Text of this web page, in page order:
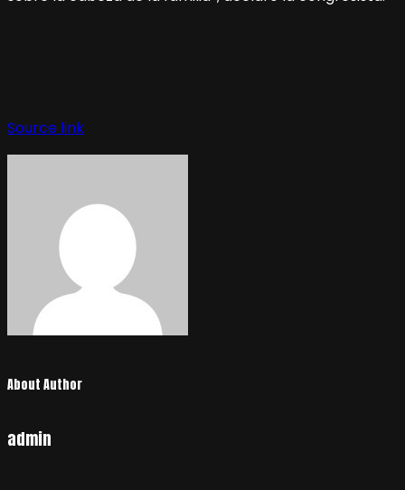
Source link
About Author
admin